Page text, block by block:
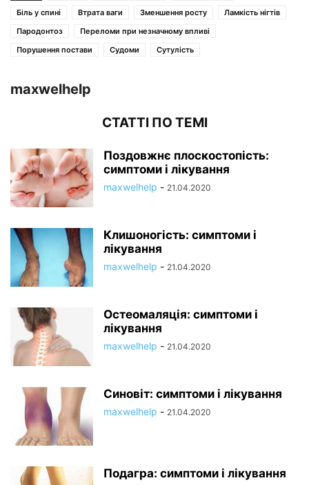
Біль у спині
Втрата ваги Зменшення росту
Ламкість нігтів
Пародонтоз
Переломи при незначному впливі
Порушення постави
Судоми Сутулість
maxwelhelp
СТАТТІ ПО ТЕМІ
Поздовжнє плоскостопість:
симптоми і лікування
maxwelhelp - 21.04.2020
Клишоногість: симптоми і
лікування
maxwelhelp - 21.04.2020
Остеомаляція: симптоми і
лікування
maxwelhelp - 21.04.2020
Синовіт: симптоми і лікування
maxwelhelp - 21.04.2020
Подагра: симптоми і лікування